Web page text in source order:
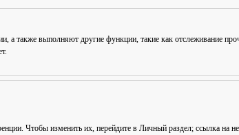
а также выполняют другие функции, такие как отслеживание
Чтобы изменить их, перейдите в Личный раздел; ссылка на